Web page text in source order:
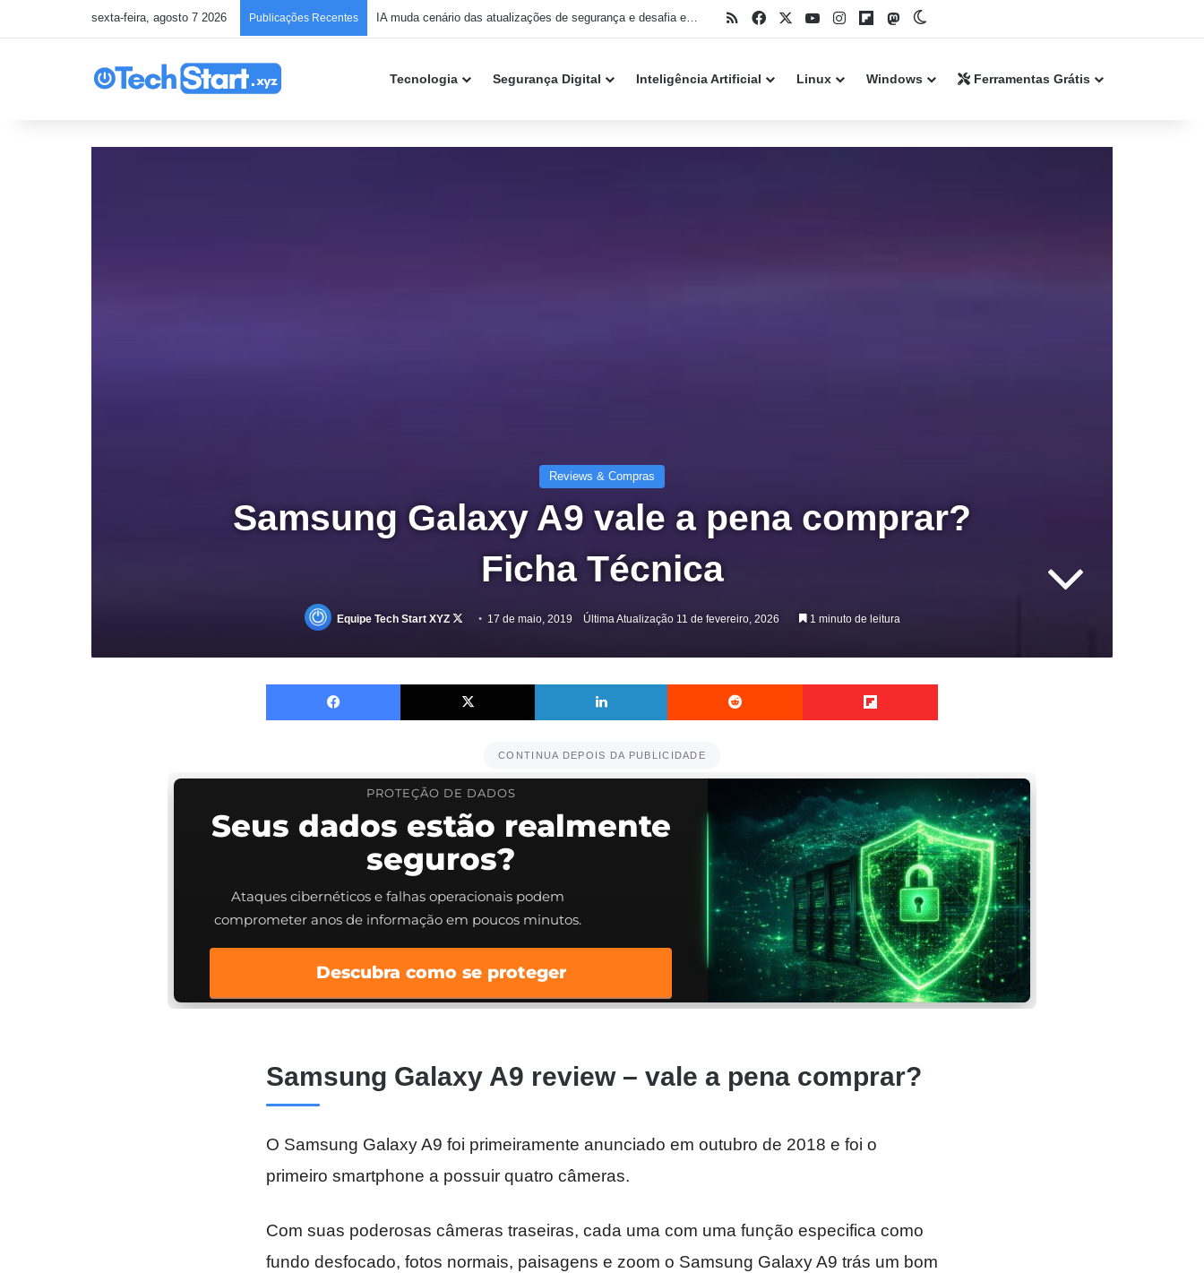
sexta-feira, agosto 7 2026 Publicações Recentes Nova técnica permite que malware aproveite Windows Hello para invadir ambientes Microsoft Entra ID RSSFacebookYouTubeInstagramFlipboard
Mastodon
Tecnologia Segurança Digital Inteligência Artificial Linux Windows Ferramentas Grátis
Reviews & Compras
Samsung Galaxy A9 vale a pena comprar?
Ficha Técnica
Equipe Tech Start XYZ
Follow
X
17 de maio, 2019 Última Atualização 11 de fevereiro, 2026 1 minuto de leitura
Facebook X Linkedin Reddit Flipboard
CONTINUA DEPOIS DA PUBLICIDADE
PROTEÇÃO DE DADOS
Seus dados estão realmente
seguros?
Ataques cibernéticos e falhas operacionais podem
comprometer anos de informação em poucos minutos.
Descubra como se proteger
Samsung Galaxy A9 review – vale a pena comprar?
O Samsung Galaxy A9 foi primeiramente anunciado em outubro de 2018 e foi o
primeiro smartphone a possuir quatro câmeras.
Com suas poderosas câmeras traseiras, cada uma com uma função especifica como
fundo desfocado, fotos normais, paisagens e zoom o Samsung Galaxy A9 trás um bom